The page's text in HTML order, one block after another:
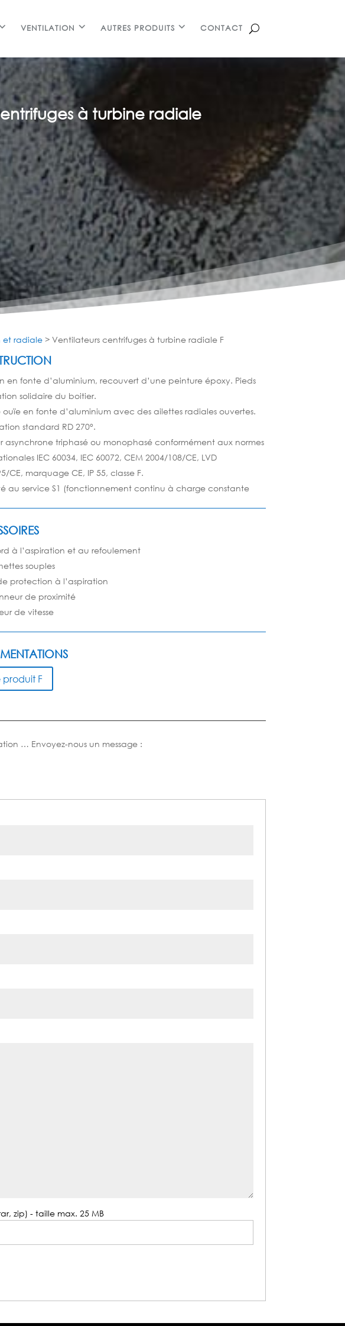
VENTILATION AUTRES PRODUITS CONTACT
à turbine radiale
et radiale >Ventilateurs centrifuges à turbine radiale F
en fonte d’aluminium, recouvert d’une peinture époxy. Pieds
solidaire du boitier.
ouïe en fonte d’aluminium avec des ailettes radiales ouvertes.
standard RD 270°.
asynchrone triphasé ou monophasé conformément aux normes
IEC 60034, IEC 60072, CEM 2004/108/CE, LVD
CE, marquage CE, IP 55, classe F.
au service S1 (fonctionnement continu à charge constante
à l’aspiration et au refoulement
souples
protection à l’aspiration
de proximité
de vitesse
produit F
… Envoyez-nous un message :
zip) - taille max. 25 MB